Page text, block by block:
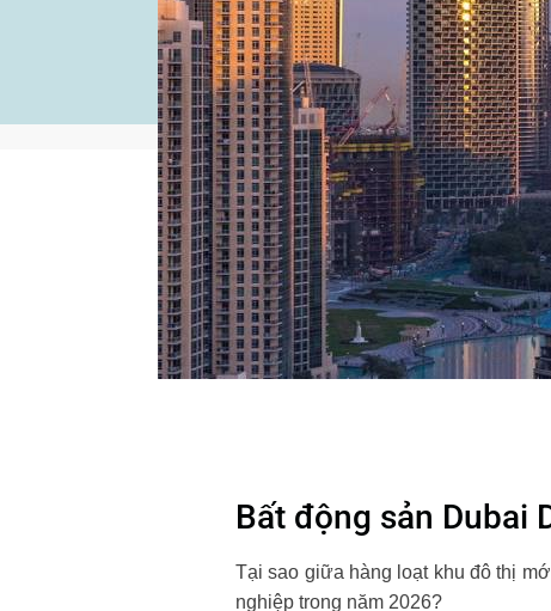
Bất động sản Dubai
Tại sao giữa hàng loạt khu đô thị
nghiệp trong năm 2026?